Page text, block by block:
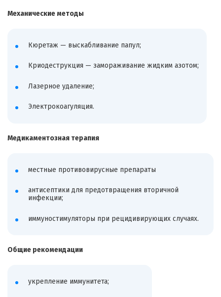
Механические методы
Кюретаж — выскабливание папул;
Криодеструкция — замораживание жидким азотом;
Лазерное удаление;
Электрокоагуляция.
Медикаментозная терапия
местные противовирусные препараты
антисептики для предотвращения вторичной
инфекции;
иммуностимуляторы при рецидивирующих случаях.
Общие рекомендации
укрепление иммунитета;